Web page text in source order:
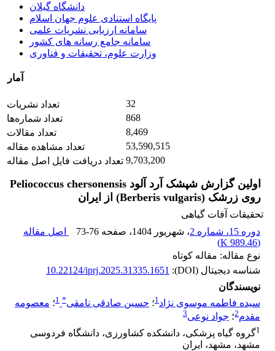
دانشگاه گیلان
پایگاه استنادی علوم جهان اسلام
سامانه ارزیابی نشریات علمی
سامانه جامع رسانه های کشور
وزارت علوم، تحقیقات و فناوری
آمار
تعداد نشریات
32
تعداد شماره‌ها
868
تعداد مقالات
8,469
تعداد مشاهده مقاله
53,590,515
تعداد دریافت فایل اصل مقاله 9,703,200
اولین گزارش شپشک آرد آلود Peliococcus chersonensis
روی زرشک (Berberis vulgaris) از ایران
تحقیقات آفات گیاهی
دوره 15، شماره 2
، شهریور 1404 ، صفحه 73-76
اصل مقاله
(
989.46 K
)
نوع مقاله: مقاله کوتاه
شناسه دیجیتال (DOI):
10.22124/iprj.2025.31335.1651
نویسندگان
سیده فاطمه موسوی نژاد1؛ حسین صادقی نامقی*
1؛ معصومه
مقدم2؛ جواد نوعی3
1گروه گیاه پزشکی، دانشکده کشاورزی، دانشگاه فردوسی
مشهد، مشهد، ایران